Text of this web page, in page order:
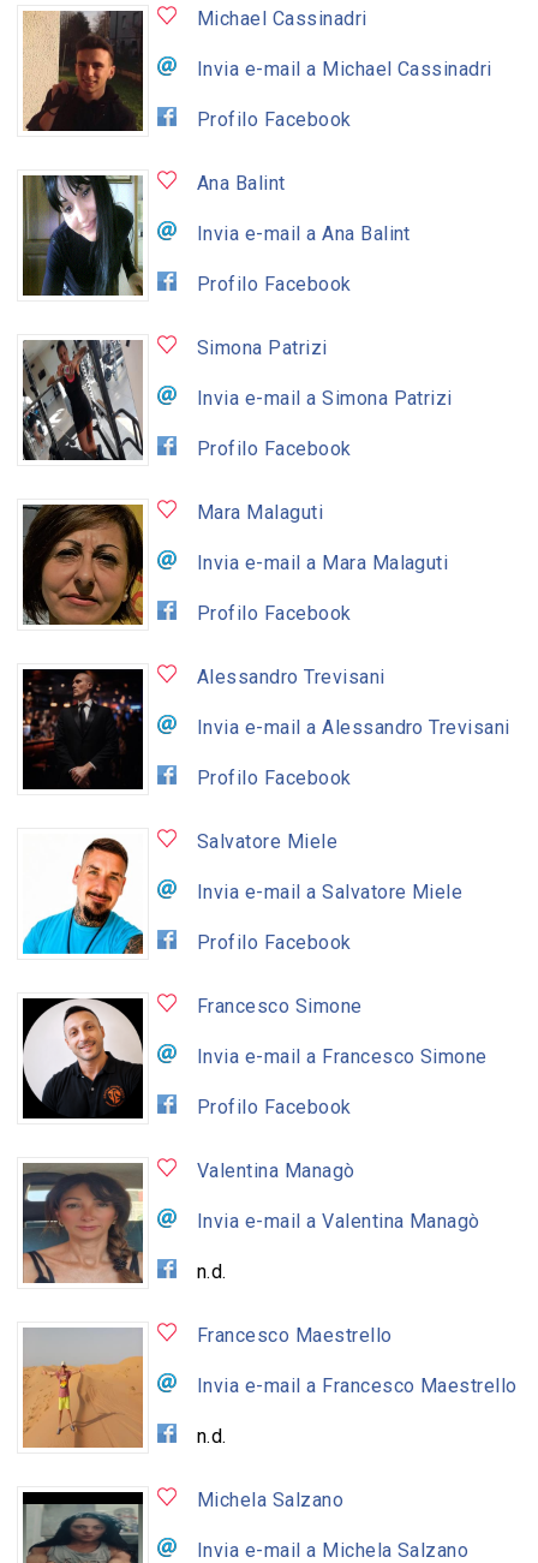
Michael Cassinadri
Invia e-mail a Michael Cassinadri
Profilo Facebook
Ana Balint
Invia e-mail a Ana Balint
Profilo Facebook
Simona Patrizi
Invia e-mail a Simona Patrizi
Profilo Facebook
Mara Malaguti
Invia e-mail a Mara Malaguti
Profilo Facebook
Alessandro Trevisani
Invia e-mail a Alessandro Trevisani
Profilo Facebook
Salvatore Miele
Invia e-mail a Salvatore Miele
Profilo Facebook
Francesco Simone
Invia e-mail a Francesco Simone
Profilo Facebook
Valentina Managò
Invia e-mail a Valentina Managò
n.d.
Francesco Maestrello
Invia e-mail a Francesco Maestrello
n.d.
Michela Salzano
Invia e-mail a Michela Salzano